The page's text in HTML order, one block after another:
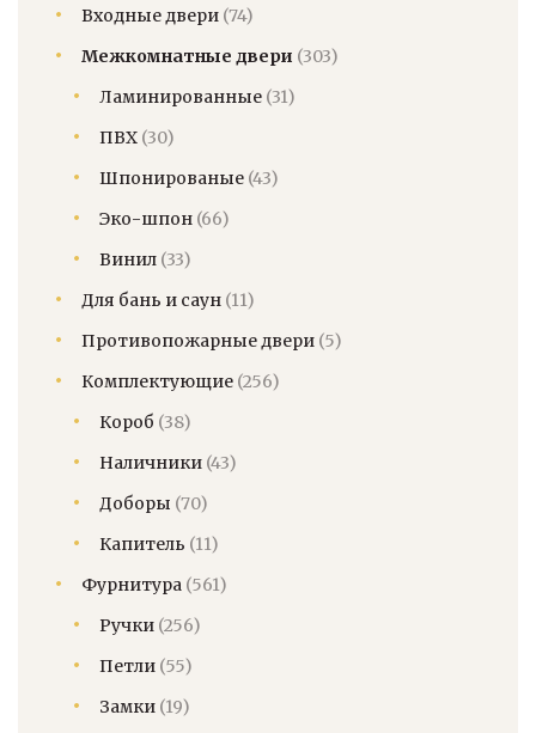
Входные двери (74)
Межкомнатные двери (303)
Ламинированные (31)
ПВХ (30)
Шпонированые (43)
Эко-шпон (66)
Винил (33)
Для бань и саун (11)
Противопожарные двери (5)
Комплектующие (256)
Короб (38)
Наличники (43)
Доборы (70)
Капитель (11)
Фурнитура (561)
Ручки (256)
Петли (55)
Замки (19)